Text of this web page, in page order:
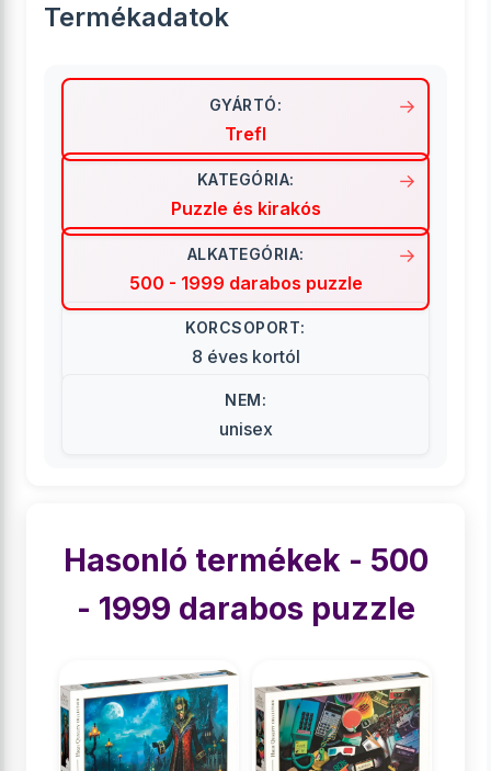
Termékadatok
GYÁRTÓ:
Trefl
KATEGÓRIA:
Puzzle és kirakós
ALKATEGÓRIA:
500 - 1999 darabos puzzle
KORCSOPORT:
8 éves kortól
NEM:
unisex
Hasonló termékek - 500
- 1999 darabos puzzle